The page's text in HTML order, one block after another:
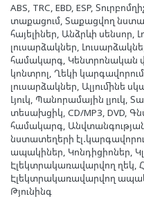
ABS, TRC, EBD, ESP,
տաքացում, Տաքացվող
հայելիներ, Անձրևի սենսոր,
լուսարձակներ,
համակարգ, Կենտրոնական
կոնտրոլ, Ղեկի
լուսարձակներ, Ալյումինե
Լյուկ, Պանորամային
տեսախցիկ, CD/MP3, DVD,
համակարգ,
նստատեղերի
ապակիներ, Կոնդիցիոներ,
Էլեկտրակառավարվող ղեկ,
Էլեկտրակառավարվող
Թյունինգ